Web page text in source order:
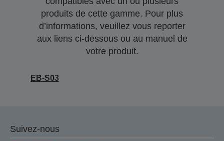
produits de cette gamme. Pour plus
d’informations, veuillez vous reporter
aux liens ci-dessous ou au manuel de
votre produit.
EB-S03
Suivez-nous